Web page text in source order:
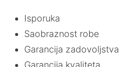
Isporuka
Saobraznost robe
Garancija zadovoljstva
Garancija kvaliteta